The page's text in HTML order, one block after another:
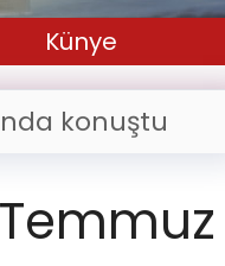
Künye
konuştu